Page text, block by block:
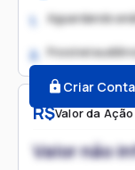
R$Valor da Ação
Valor não
1. Aguardando
2. Possível
Criar